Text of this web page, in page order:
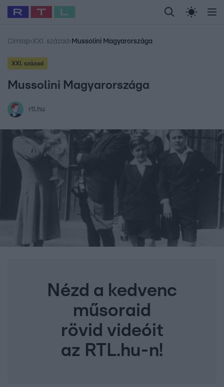
Legfrissebb RTL Híradó Randi Celeb vagyok,
Babits Marcella Most Wanted Gallusz
Címlap›XXI. század › Mussolini Magyarországa
XXI. század
Mussolini Magyarországa
rtl.hu
Nézd a kedvenc
műsoraid
rövid videóit
az RTL.hu-n!